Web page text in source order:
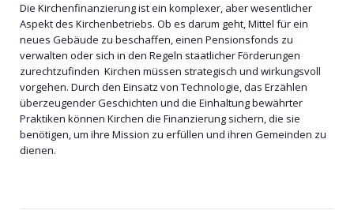
Die Kirchenfinanzierung ist ein komplexer, aber wesentlicher
Aspekt des Kirchenbetriebs. Ob es darum geht, Mittel für ein
neues Gebäude zu beschaffen, einen Pensionsfonds zu
verwalten oder sich in den Regeln staatlicher Förderungen
zurechtzufinden Kirchen müssen strategisch und wirkungsvoll
vorgehen. Durch den Einsatz von Technologie, das Erzählen
überzeugender Geschichten und die Einhaltung bewährter
Praktiken können Kirchen die Finanzierung sichern, die sie
benötigen, um ihre Mission zu erfüllen und ihren Gemeinden zu
dienen.